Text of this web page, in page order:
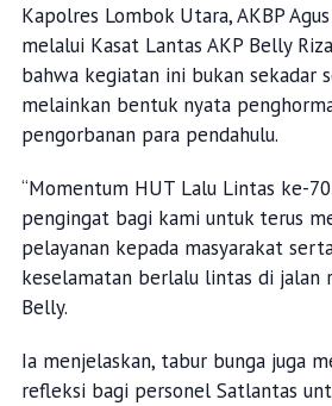
Kapolres Lombok Utara, AKBP
melalui Kasat Lantas AKP Belly
bahwa kegiatan ini bukan sekadar
melainkan bentuk nyata
pengorbanan para pendahulu.
“Momentum HUT Lalu Lintas ke-
pengingat bagi kami untuk terus
pelayanan kepada masyarakat
keselamatan berlalu lintas di jalan
Belly.
Ia menjelaskan, tabur bunga juga
refleksi bagi personel Satlantas